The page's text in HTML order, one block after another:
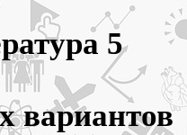
5
вариантов